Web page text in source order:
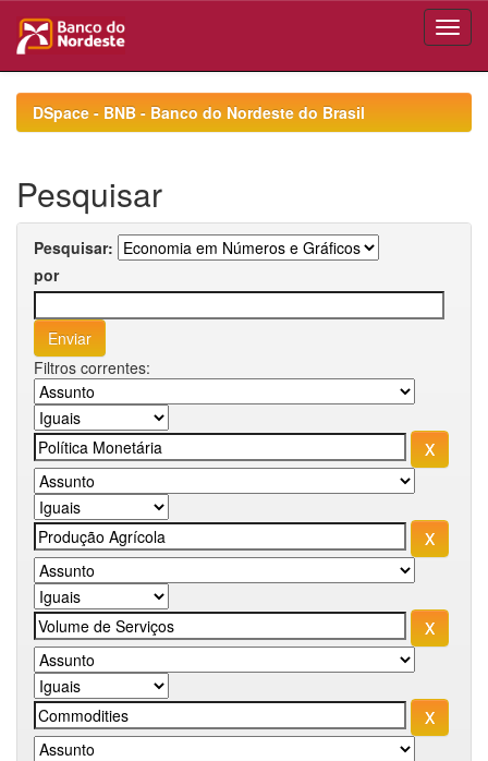
navigationDSpace - BNB - Banco do Nordeste do Brasil
Pesquisar
Pesquisar:
por
Filtros correntes: